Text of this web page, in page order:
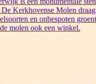
Kerkhovense Molen
en onbespoten
molen ook een winkel.